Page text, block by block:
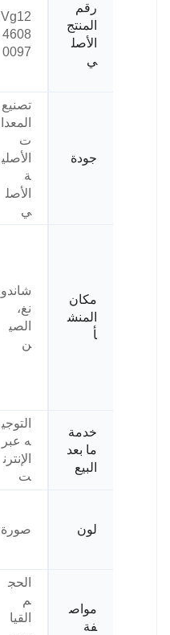
رقم
المنتج
الأصل
ي
Vg12
4608
0097
جودة
تصنيع
المعدا
ت
الأصلي
ة
الأصل
ي
مكان
المنش
أ
شاندو
نغ،
الصي
ن
خدمة
ما بعد
البيع
التوجي
ه عبر
الإنترن
ت
لون صورة
مواص
فة
الحج
م
القيا